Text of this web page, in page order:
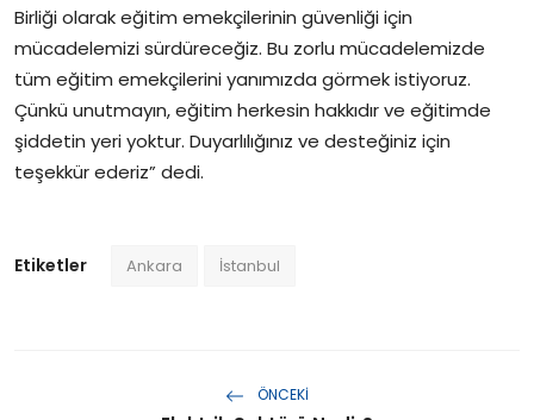
Birliği olarak eğitim emekçilerinin güvenliği için
mücadelemizi sürdüreceğiz. Bu zorlu mücadelemizde
tüm eğitim emekçilerini yanımızda görmek istiyoruz.
Çünkü unutmayın, eğitim herkesin hakkıdır ve eğitimde
şiddetin yeri yoktur. Duyarlılığınız ve desteğiniz için
teşekkür ederiz” dedi.
Etiketler Ankara İstanbul
ÖNCEKI